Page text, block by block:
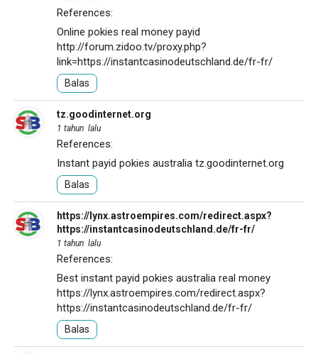
References:
Online pokies real money payid
http://forum.zidoo.tv/proxy.php?
link=https://instantcasinodeutschland.de/fr-fr/
Balas
tz.goodinternet.org
1 tahun lalu
References:
Instant payid pokies australia tz.goodinternet.org
Balas
https://lynx.astroempires.com/redirect.aspx?
https://instantcasinodeutschland.de/fr-fr/
1 tahun lalu
References:
Best instant payid pokies australia real money
https://lynx.astroempires.com/redirect.aspx?
https://instantcasinodeutschland.de/fr-fr/
Balas